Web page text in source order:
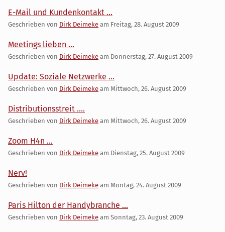
E-Mail und Kundenkontakt ...
Geschrieben von Dirk Deimeke am Freitag, 28. August 2009
Meetings lieben ...
Geschrieben von Dirk Deimeke am Donnerstag, 27. August 2009
Update: Soziale Netzwerke ...
Geschrieben von Dirk Deimeke am Mittwoch, 26. August 2009
Distributionsstreit ....
Geschrieben von Dirk Deimeke am Mittwoch, 26. August 2009
Zoom H4n ...
Geschrieben von Dirk Deimeke am Dienstag, 25. August 2009
Nerv!
Geschrieben von Dirk Deimeke am Montag, 24. August 2009
Paris Hilton der Handybranche ...
Geschrieben von Dirk Deimeke am Sonntag, 23. August 2009